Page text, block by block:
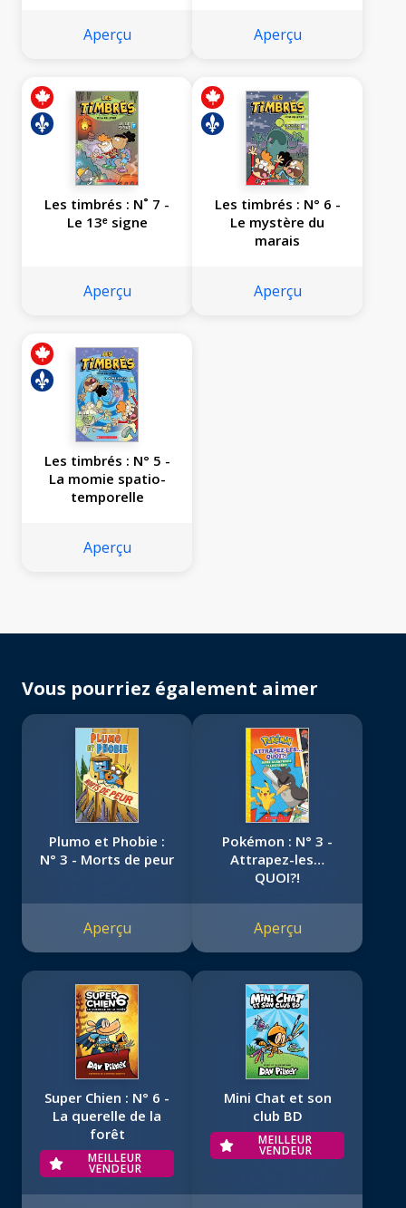
Aperçu Aperçu
Les timbrés : N˚ 7 -
Le 13ᵉ signe
Aperçu
Les timbrés : N° 6 -
Le mystère du
marais
Aperçu
Les timbrés : N° 5 -
La momie spatio-
temporelle
Aperçu
Vous pourriez également aimer
Plumo et Phobie :
N° 3 - Morts de peur
Aperçu
Pokémon : N° 3 -
Attrapez-les…
QUOI?!
Aperçu
Super Chien : N° 6 -
La querelle de la
forêt
MEILLEUR
VENDEUR
Mini Chat et son
club BD
MEILLEUR
VENDEUR